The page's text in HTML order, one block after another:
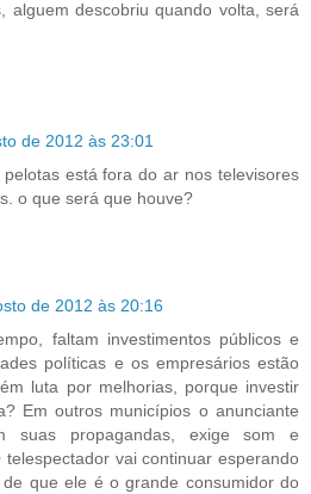
alguem descobriu quando volta, será
de 2012 às 23:01
está fora do ar nos televisores
o que será que houve?
de 2012 às 20:16
faltam investimentos públicos e
políticas e os empresários estão
luta por melhorias, porque investir
Em outros municípios o anunciante
suas propagandas, exige som e
telespectador vai continuar esperando
que ele é o grande consumidor do